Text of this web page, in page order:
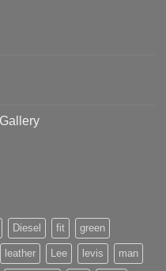
Diesel fit green
leather Lee levis man